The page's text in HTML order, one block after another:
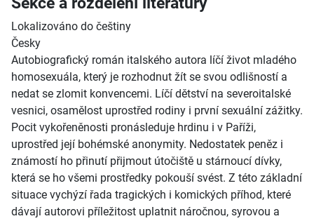
Lokalizováno do češtiny
Česky
Autobiografický román italského autora líčí život mladého
homosexuála, který je rozhodnut žít se svou odlišností a
nedat se zlomit konvencemi. Líčí dětství na severoitalské
vesnici, osamělost uprostřed rodiny i první sexuální zážitky.
Pocit vykořeněnosti pronásleduje hrdinu i v Paříži,
uprostřed její bohémské anonymity. Nedostatek peněz i
známostí ho přinutí přijmout útočiště u stárnoucí dívky,
která se ho všemi prostředky pokouší svést. Z této základní
situace vychýzí řada tragických i komických příhod, které
dávají autorovi příležitost uplatnit náročnou, syrovou a